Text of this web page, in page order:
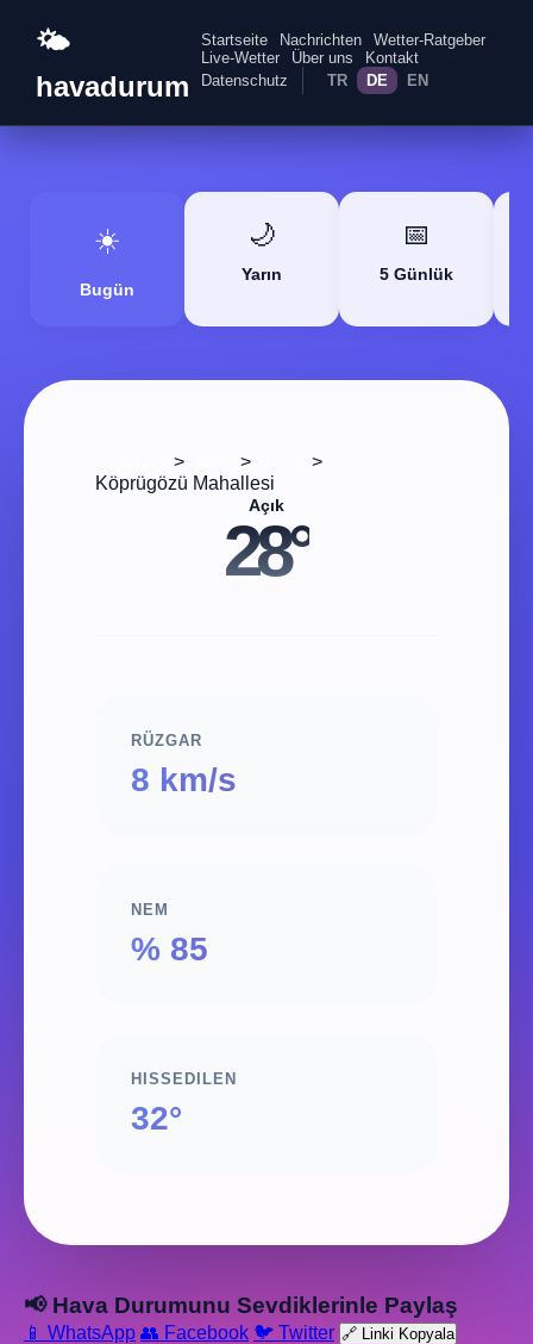
🌤️
havadurum
Startseite Nachrichten
Wetter-Ratgeber
Live-Wetter
Über uns
Kontakt
Datenschutz
TR DE EN
☀️
Bugün
🌙
Yarın
📅
5 Günlük
> >
>
Köprügözü Mahallesi
Açık
28°
RÜZGAR
8 km/s
NEM
% 85
HISSEDILEN
32°
📢 Hava Durumunu Sevdiklerinle Paylaş
📱 WhatsApp 👥 Facebook 🐦 Twitter 🔗 Linki Kopyala